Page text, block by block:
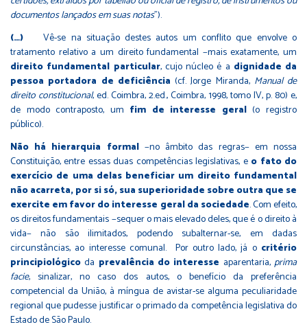
documentos lançados em suas notas").
(…) Vê-se na situação destes autos um conflito que envolve o
tratamento relativo a um direito fundamental −mais exatamente, um
direito fundamental particular, cujo núcleo é a dignidade da
pessoa portadora de deficiência (cf. Jorge Miranda, Manual de
direito constitucional, ed. Coimbra, 2.ed., Coimbra, 1998, tomo IV, p. 80) e,
de modo contraposto, um fim de interesse geral(o registro
público).
Não há hierarquia formal−no âmbito das regras− em nossa
Constituição, entre essas duas competências legislativas, e o fato do
exercício de uma delas beneficiar um direito fundamental
não acarreta, por si só, sua superioridade sobre outra que se
exercite em favor do interesse geral da sociedade. Com efeito,
os direitos fundamentais −sequer o mais elevado deles, que é o direito à
vida− não são ilimitados, podendo subalternar-se, em dadas
circunstâncias, ao interesse comunal. Por outro lado, já o critério
principiológico da prevalência do interesse aparentaria,prima
facie, sinalizar, no caso dos autos, o benefício da preferência
competencial da União, à míngua de avistar-se alguma peculiaridade
regional que pudesse justificar o primado da competência legislativa do
Estado de São Paulo.